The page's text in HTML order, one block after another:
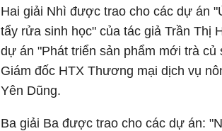
Hai giải Nhì được trao cho các dự án
tẩy rửa sinh học" của tác giả Trần Thị
dự án "Phát triển sản phẩm mới trà
Giám đốc HTX Thương mại dịch vụ
Yên Dũng.
Ba giải Ba được trao cho các dự án: